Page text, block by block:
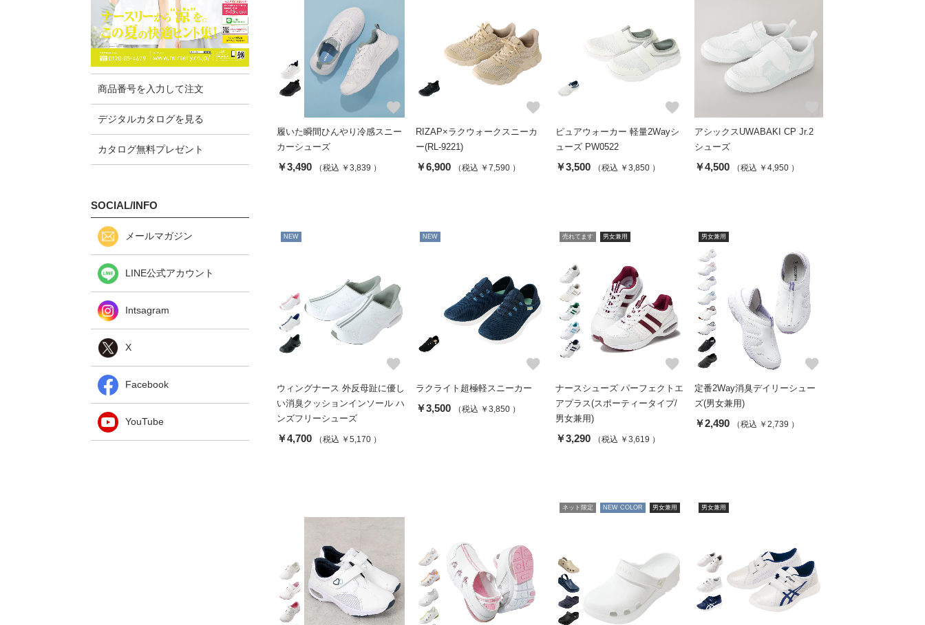
商品番号を入力して注文
デジタルカタログを見る
カタログ無料プレゼント
SOCIAL/INFO
メールマガジン
LINE公式アカウント
Intsagram
X
Facebook
YouTube
favorite
履いた瞬間ひんやり冷感スニー
カーシューズ
￥3,490 （税込 ￥3,839 ）
favorite
RIZAP×ラクウォークスニーカ
ー(RL-9221)
￥6,900 （税込 ￥7,590 ）
favorite
ピュアウォーカー 軽量2Wayシ
ューズ PW0522
￥3,500 （税込 ￥3,850 ）
アシックスUWABAKI CP Jr.2
シューズ
￥4,500 （税込 ￥4,950 ）
NEW
favorite
ウィングナース 外反母趾に優し
い消臭クッションインソール ハ
ンズフリーシューズ
￥4,700 （税込 ￥5,170 ）
NEW
favorite
ラクライト超極軽スニーカー
￥3,500 （税込 ￥3,850 ）
売れてます 男女兼用
favorite
ナースシューズ パーフェクトエ
アプラス(スポーティータイプ/
男女兼用)
￥3,290 （税込 ￥3,619 ）
男女兼用
favorite
定番2Way消臭デイリーシュー
ズ(男女兼用)
￥2,490 （税込 ￥2,739 ）
ネット限定 NEW COLOR 男女兼用 男女兼用